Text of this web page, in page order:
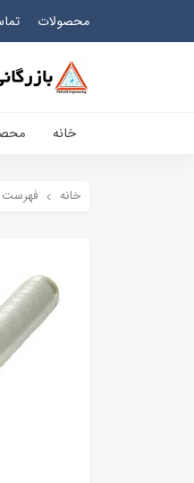
محصولات
خانه
خانه